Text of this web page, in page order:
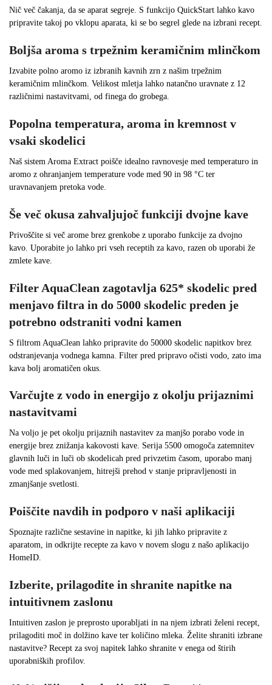
Nič več čakanja, da se aparat segreje. S funkcijo QuickStart lahko kavo
pripravite takoj po vklopu aparata, ki se bo segrel glede na izbrani recept.
Boljša aroma s trpežnim keramičnim mlinčkom
Izvabite polno aromo iz izbranih kavnih zrn z našim trpežnim
keramičnim mlinčkom. Velikost mletja lahko natančno uravnate z 12
različnimi nastavitvami, od finega do grobega.
Popolna temperatura, aroma in kremnost v
vsaki skodelici
Naš sistem Aroma Extract poišče idealno ravnovesje med temperaturo in
aromo z ohranjanjem temperature vode med 90 in 98 °C ter
uravnavanjem pretoka vode.
Še več okusa zahvaljujoč funkciji dvojne kave
Privoščite si več arome brez grenkobe z uporabo funkcije za dvojno
kavo. Uporabite jo lahko pri vseh receptih za kavo, razen ob uporabi že
zmlete kave.
Filter AquaClean zagotavlja 625* skodelic pred
menjavo filtra in do 5000 skodelic preden je
potrebno odstraniti vodni kamen
S filtrom AquaClean lahko pripravite do 50000 skodelic napitkov brez
odstranjevanja vodnega kamna. Filter pred pripravo očisti vodo, zato ima
kava bolj aromatičen okus.
Varčujte z vodo in energijo z okolju prijaznimi
nastavitvami
Na voljo je pet okolju prijaznih nastavitev za manjšo porabo vode in
energije brez znižanja kakovosti kave. Serija 5500 omogoča zatemnitev
glavnih luči in luči ob skodelicah pred privzetim časom, uporabo manj
vode med splakovanjem, hitrejši prehod v stanje pripravljenosti in
zmanjšanje svetlosti.
Poiščite navdih in podporo v naši aplikaciji
Spoznajte različne sestavine in napitke, ki jih lahko pripravite z
aparatom, in odkrijte recepte za kavo v novem slogu z našo aplikacijo
HomeID.
Izberite, prilagodite in shranite napitke na
intuitivnem zaslonu
Intuitiven zaslon je preprosto uporabljati in na njem izbrati želeni recept,
prilagoditi moč in dolžino kave ter količino mleka. Želite shraniti izbrane
nastavitve? Recept za svoj napitek lahko shranite v enega od štirih
uporabniških profilov.